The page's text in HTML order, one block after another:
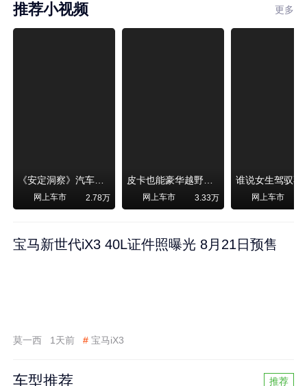
推荐小视频 更多
《安定洞察》汽车烧不烧油，和石油安全无关！
网上车市 2.78万
皮卡也能豪华越野！纵横F700上市，限时卖29.99万起
网上车市 3.33万 网上车市
宝马新世代iX3 40L证件照曝光 8月21日预售
莫一西 1天前 # 宝马iX3
车型推荐 推荐